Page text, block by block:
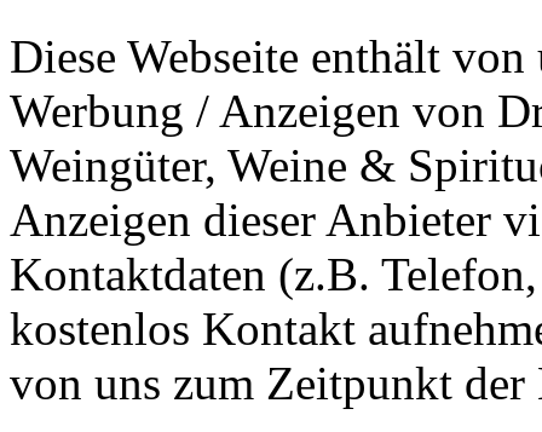
Diese Webseite enthält
Werbung / Anzeigen von
Weingüter, Weine &
Anzeigen dieser Anbieter
Kontaktdaten (z.B.
kostenlos Kontakt
von uns zum Zeitpunkt